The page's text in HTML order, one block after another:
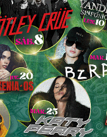
que la ciudadanía
más conveniente”,
reiteró que, mientras
y cumpla
en la ley, la
transporte en San
oficial: MiTaxi será la
Fenapo 2026